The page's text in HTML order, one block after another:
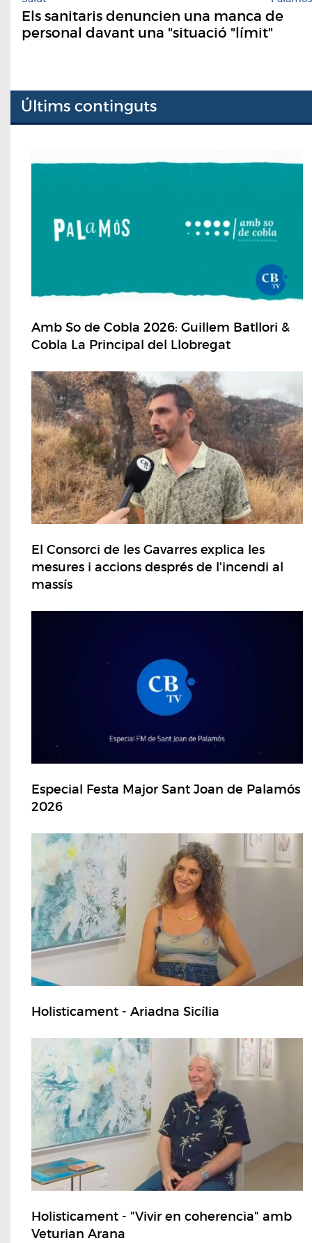
Els sanitaris denuncien una manca de
personal davant una "situació "límit"
Últims continguts
Amb So de Cobla 2026: Guillem Batllori &
Cobla La Principal del Llobregat
El Consorci de les Gavarres explica les
mesures i accions després de l'incendi al
massís
Especial Festa Major Sant Joan de Palamós
2026
Holisticament - Ariadna Sicília
Holisticament - "Vivir en coherencia" amb
Veturian Arana